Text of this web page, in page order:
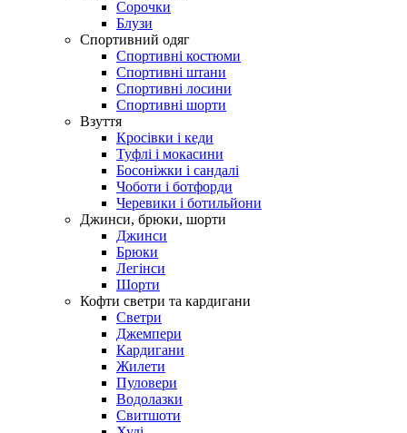
Сорочки
Блузи
Спортивний одяг
Спортивні костюми
Спортивні штани
Спортивні лосини
Спортивні шорти
Взуття
Кросівки і кеди
Туфлі і мокасини
Босоніжки і сандалі
Чоботи і ботфорди
Черевики і ботильйони
Джинси, брюки, шорти
Джинси
Брюки
Легінси
Шорти
Кофти светри та кардигани
Светри
Джемпери
Кардигани
Жилети
Пуловери
Водолазки
Свитшоти